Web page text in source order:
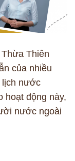
Thiên
của nhiều
lịch nước
hoạt động này,
nước ngoài